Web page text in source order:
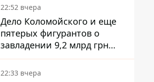
22:52 вчера
Дело Коломойского и еще
пятерых фигурантов о
завладении 9,2 млрд грн
ПриватБанка направили в
суд
22:33 вчера